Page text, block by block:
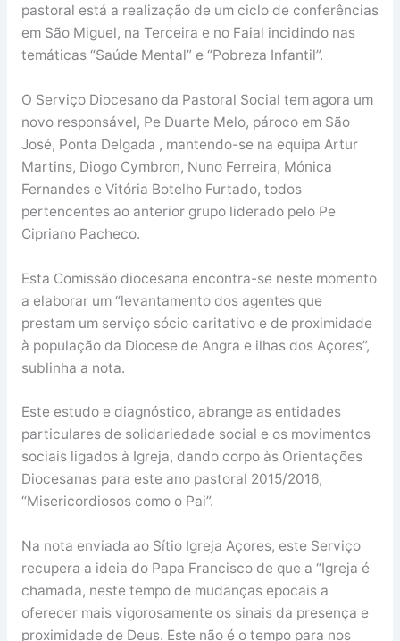
pastoral está a realização de um ciclo de conferências
em São Miguel, na Terceira e no Faial incidindo nas
temáticas “Saúde Mental” e “Pobreza Infantil”.
O Serviço Diocesano da Pastoral Social tem agora um
novo responsável, Pe Duarte Melo, pároco em São
José, Ponta Delgada , mantendo-se na equipa Artur
Martins, Diogo Cymbron, Nuno Ferreira, Mónica
Fernandes e Vitória Botelho Furtado, todos
pertencentes ao anterior grupo liderado pelo Pe
Cipriano Pacheco.
Esta Comissão diocesana encontra-se neste momento
a elaborar um “levantamento dos agentes que
prestam um serviço sócio caritativo e de proximidade
à população da Diocese de Angra e ilhas dos Açores”,
sublinha a nota.
Este estudo e diagnóstico, abrange as entidades
particulares de solidariedade social e os movimentos
sociais ligados à Igreja, dando corpo às Orientações
Diocesanas para este ano pastoral 2015/2016,
“Misericordiosos como o Pai”.
Na nota enviada ao Sítio Igreja Açores, este Serviço
recupera a ideia do Papa Francisco de que a “Igreja é
chamada, neste tempo de mudanças epocais a
oferecer mais vigorosamente os sinais da presença e
proximidade de Deus. Este não é o tempo para nos